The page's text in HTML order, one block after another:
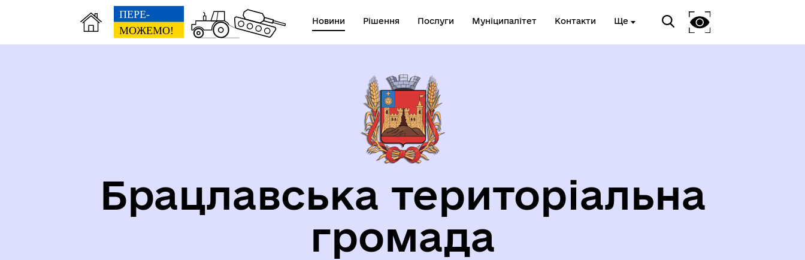
Новини Рішення Послуги Муніципалітет Контакти Ще
Брацлавська територіальна
громада